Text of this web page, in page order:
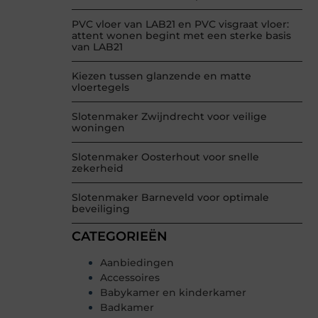
PVC vloer van LAB21 en PVC visgraat vloer:
attent wonen begint met een sterke basis
van LAB21
Kiezen tussen glanzende en matte
vloertegels
Slotenmaker Zwijndrecht voor veilige
woningen
Slotenmaker Oosterhout voor snelle
zekerheid
Slotenmaker Barneveld voor optimale
beveiliging
CATEGORIEËN
Aanbiedingen
Accessoires
Babykamer en kinderkamer
Badkamer